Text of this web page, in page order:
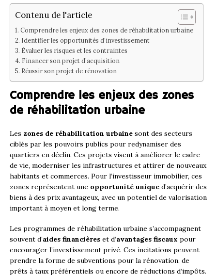
Contenu de l'article
Comprendre les enjeux des zones de réhabilitation urbaine
Identifier les opportunités d’investissement
Évaluer les risques et les contraintes
Financer son projet d’acquisition
Réussir son projet de rénovation
Comprendre les enjeux des zones
de réhabilitation urbaine
Les zones de réhabilitation urbaine sont des secteurs
ciblés par les pouvoirs publics pour redynamiser des
quartiers en déclin. Ces projets visent à améliorer le cadre
de vie, moderniser les infrastructures et attirer de nouveaux
habitants et commerces. Pour l’investisseur immobilier, ces
zones représentent une opportunité unique d’acquérir des
biens à des prix avantageux, avec un potentiel de valorisation
important à moyen et long terme.
Les programmes de réhabilitation urbaine s’accompagnent
souvent d’aides financières et d’avantages fiscaux pour
encourager l’investissement privé. Ces incitations peuvent
prendre la forme de subventions pour la rénovation, de
prêts à taux préférentiels ou encore de réductions d’impôts.